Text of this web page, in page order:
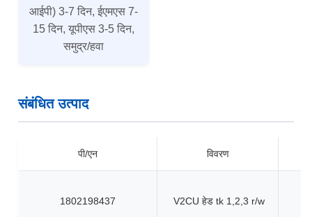
आईपी) 3-7 दिन, ईएमएस 7-
15 दिन, यूपीएस 3-5 दिन,
समुद्र/हवा
संबंधित उत्पाद
पी/एन विवरण
1802198437 V2CU हेड tk 1,2,3 r/w